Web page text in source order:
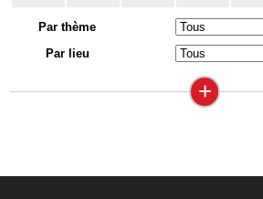
Par thème
Par lieu
+